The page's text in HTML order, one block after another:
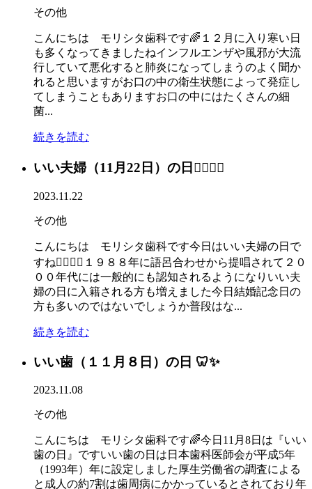
その他
こんにちは モリシタ歯科です🌈１２月に入り寒い日
も多くなってきましたねインフルエンザや風邪が大流
行していて悪化すると肺炎になってしまうのよく聞か
れると思いますがお口の中の衛生状態によって発症し
てしまうこともありますお口の中にはたくさんの細
菌...
続きを読む
いい夫婦（11月22日）の日👰‍♀️🤵‍♂️
2023.11.22
その他
こんにちは モリシタ歯科です今日はいい夫婦の日で
すね👰‍♀️🤵‍♂️１９８８年に語呂合わせから提唱されて２０
００年代には一般的にも認知されるようになりいい夫
婦の日に入籍される方も増えました今日結婚記念日の
方も多いのではないでしょうか普段はな...
続きを読む
いい歯（１１月８日）の日 🦷✨
2023.11.08
その他
こんにちは モリシタ歯科です🌈今日11月8日は『いい
歯の日』ですいい歯の日は日本歯科医師会が平成5年
（1993年）年に設定しました厚生労働省の調査による
と成人の約7割は歯周病にかかっているとされており年